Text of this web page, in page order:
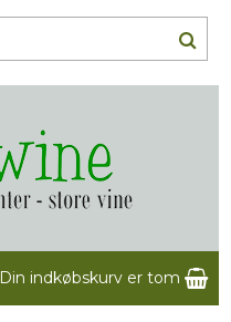
Din indkøbskurv er tom